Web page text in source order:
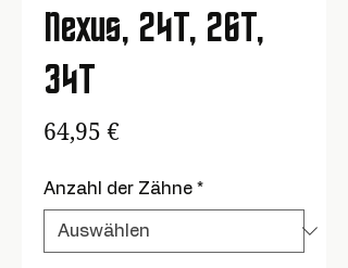
Nexus, 24T, 26T,
34T
64,95 €
Anzahl der Zähne *